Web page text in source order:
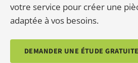
votre service pour créer une
adaptée à vos besoins.
DEMANDER UNE ÉTUDE GRATUITE